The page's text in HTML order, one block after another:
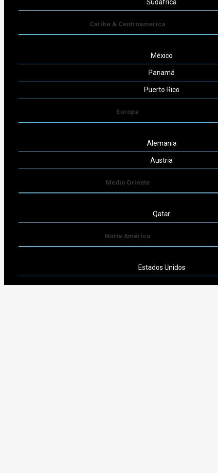
Sudáfrica
Caribe & Centroamerica
México
Panamá
Puerto Rico
Europa
Alemania
Austria
Medio Oriente
Qatar
Norte América
Estados Unidos